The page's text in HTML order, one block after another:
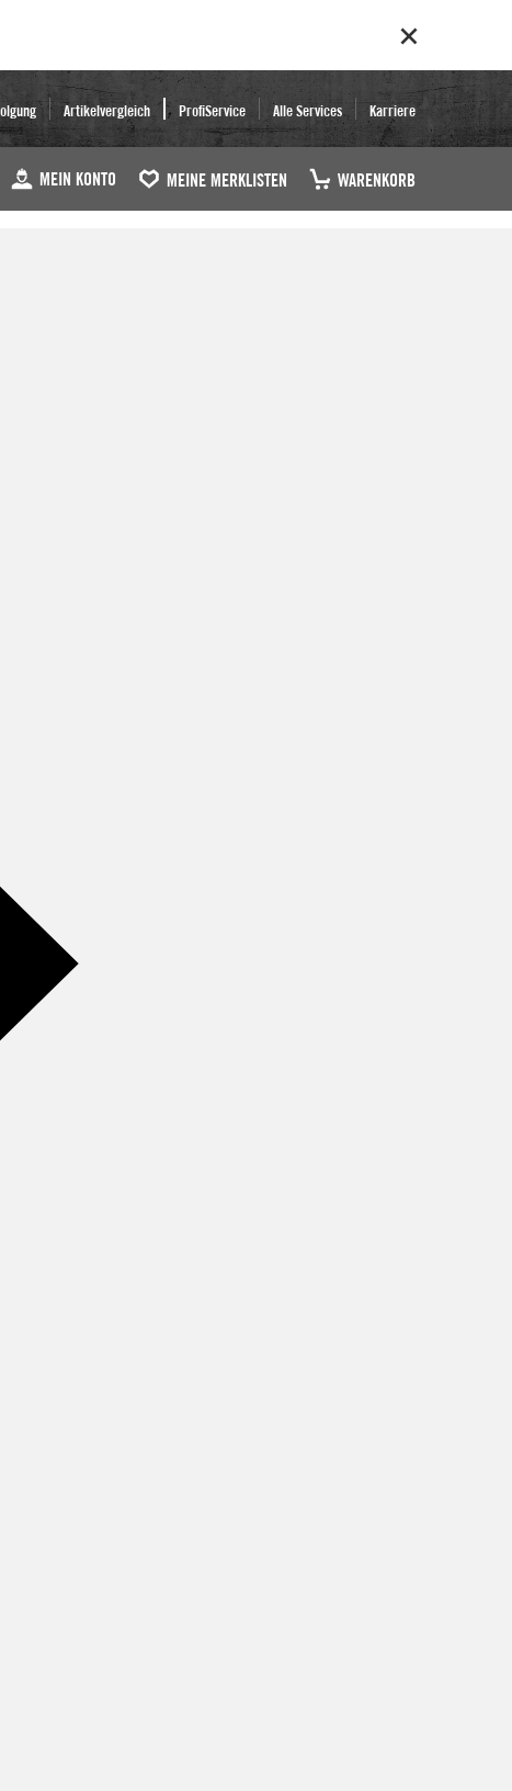
Artikelvergleich ProfiService Alle Services Karriere
MEIN KONTO MEINE MERKLISTEN WARENKORB